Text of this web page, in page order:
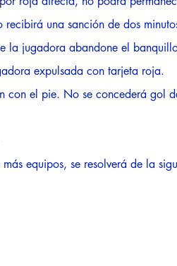
una sanción de dos
la jugadora abandone el
expulsada con tarjeta roja.
con el pie. No se concederá gol
equipos, se resolverá de la